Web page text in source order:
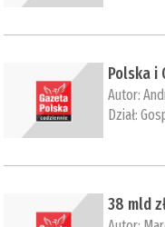
Polska i
Autor:
Dział:
38 mld